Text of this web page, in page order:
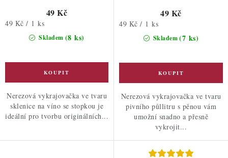
Skladem (8 ks)
49 Kč
Měrná
49 Kč / 1 ks
Nerezová vykrajovačka ve tvaru
sklenice na víno se stopkou je
ideální pro tvorbu originálních...
Skladem(7 ks)
49 Kč
Měrná
49 Kč / 1 ks
Nerezová vykrajovačka ve tvaru
pivního půllitru s pěnou vám
umožní snadno a přesně
vykrojit...